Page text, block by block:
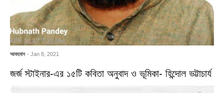
আবহমান - Jan 8, 2021
জর্জ স্টাইনার-এর ১৫টি কবিতা অনুবাদ ও ভূমিকা- হিন্দোল ভট্টাচার্য